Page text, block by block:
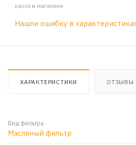
кассе в магазине
Нашли ошибку в
ХАРАКТЕРИСТИКИ ОТЗЫВЫ
Вид фильтра
Масляный фильтр